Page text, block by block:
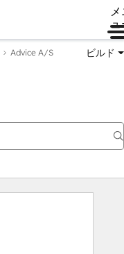
ュ
Advice A/S ビルド